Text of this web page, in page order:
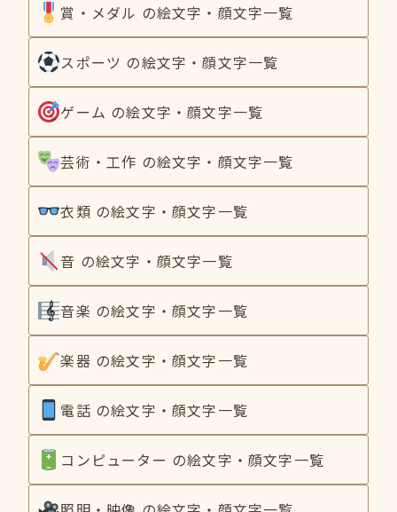
賞・メダル の絵文字・顔文字一覧
スポーツ の絵文字・顔文字一覧
ゲーム の絵文字・顔文字一覧
芸術・工作 の絵文字・顔文字一覧
衣類 の絵文字・顔文字一覧
音 の絵文字・顔文字一覧
音楽 の絵文字・顔文字一覧
楽器 の絵文字・顔文字一覧
電話 の絵文字・顔文字一覧
コンピューター の絵文字・顔文字一覧